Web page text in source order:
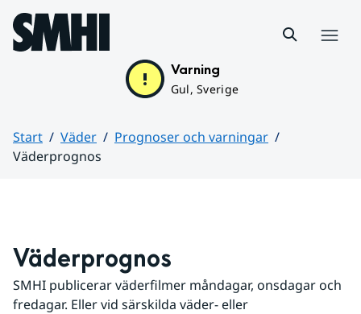
Hoppa till sidans innehåll
Varning
Gul, Sverige
Start Väder
Prognoser och varningar
Väderprognos
Väderprognos
SMHI publicerar väderfilmer måndagar, onsdagar och
fredagar. Eller vid särskilda väder- eller